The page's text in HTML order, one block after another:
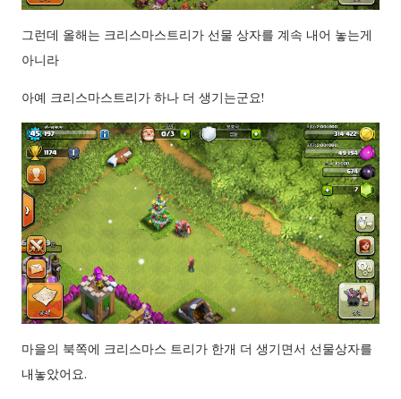
그런데 올해는 크리스마스트리가 선물 상자를 계속 내어 놓는게
아니라
아예 크리스마스트리가 하나 더 생기는군요!
마을의 북쪽에 크리스마스 트리가 한개 더 생기면서 선물상자를
내놓았어요.